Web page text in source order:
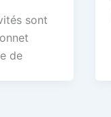
sont
de